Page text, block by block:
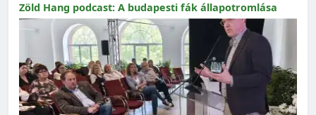
Zöld Hang podcast: A budapesti fák állapotromlása